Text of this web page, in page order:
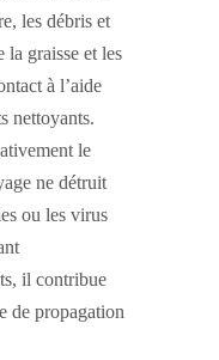
les débris et
la graisse et les
à l’aide
nettoyants.
le
ne détruit
ou les virus
il contribue
de propagation